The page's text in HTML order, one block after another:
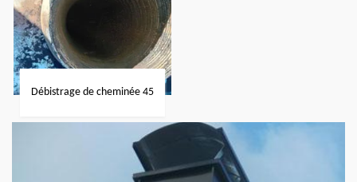
Débistrage de cheminée 45